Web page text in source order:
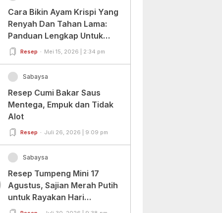
Cara Bikin Ayam Krispi Yang
Renyah Dan Tahan Lama:
Panduan Lengkap Untuk
Pemula Dan Profesional
Resep Mei 15, 2026 | 2:34 pm
Sabaysa
Resep Cumi Bakar Saus
Mentega, Empuk dan Tidak
Alot
Resep Juli 26, 2026 | 9:09 pm
Sabaysa
Resep Tumpeng Mini 17
Agustus, Sajian Merah Putih
untuk Rayakan Hari
Kemerdekaan